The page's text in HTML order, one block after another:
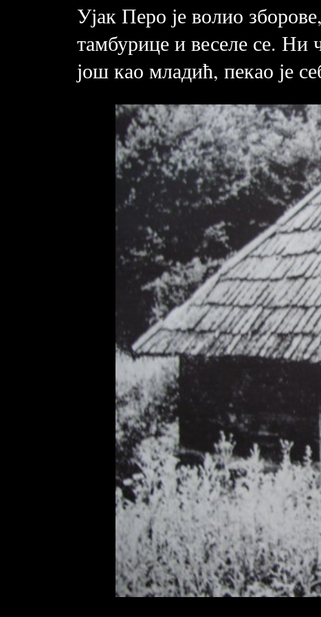
Ујак Перо је волио
тамбурице и веселе се. Ни
још као младић, пекао је